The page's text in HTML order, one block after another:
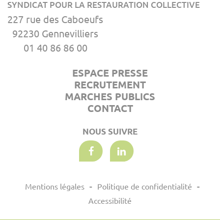
SYNDICAT POUR LA RESTAURATION COLLECTIVE
227 rue des Caboeufs
92230 Gennevilliers
01 40 86 86 00
ESPACE PRESSE
RECRUTEMENT
MARCHES PUBLICS
CONTACT
NOUS SUIVRE
Mentions légales
Politique de confidentialité
Accessibilité